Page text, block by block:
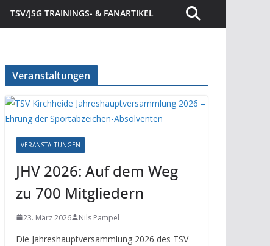
TSV/JSG TRAININGS- & FANARTIKEL
Veranstaltungen
VERANSTALTUNGEN
JHV 2026: Auf dem Weg
zu 700 Mitgliedern
23. März 2026 Nils Pampel
Die Jahreshauptversammlung 2026 des TSV